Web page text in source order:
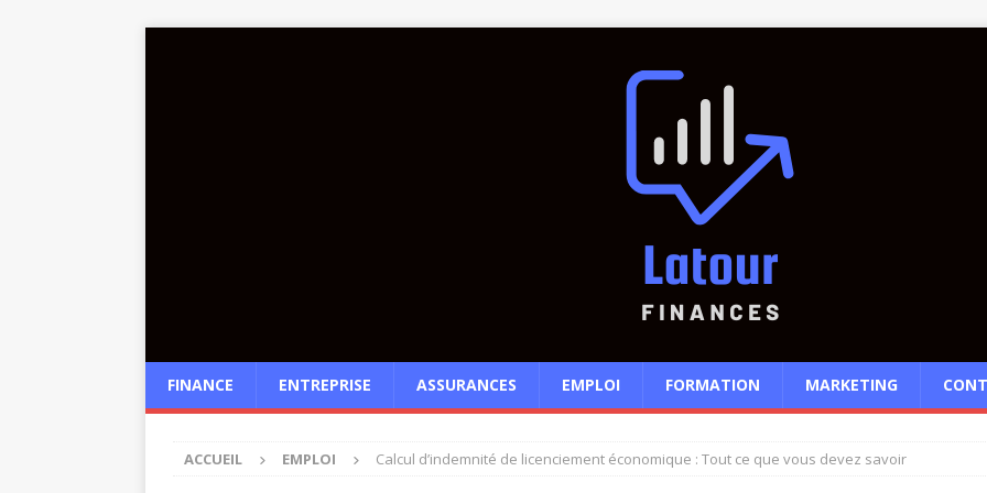
FINANCE ENTREPRISE ASSURANCES EMPLOI FORMATION MARKETING
ACCUEIL EMPLOI Calcul d’indemnité de licenciement économique : Tout ce que vous devez savoir